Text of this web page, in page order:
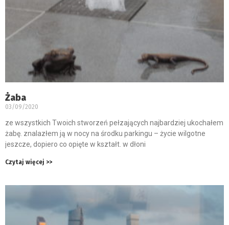
Żaba
03/09/2020
ze wszystkich Twoich stworzeń pełzających najbardziej ukochałem
żabę. znalazłem ją w nocy na środku parkingu – życie wilgotne
jeszcze, dopiero co opięte w kształt. w dłoni
Czytaj więcej >>